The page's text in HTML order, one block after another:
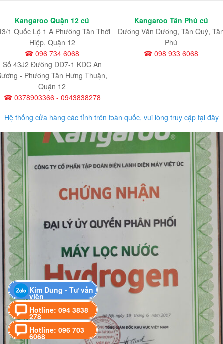
Kangaroo Quận 12 cũ
1 Quốc Lộ 1 A Phường Tân Thới
Hiệp, Quận 12
☎ 096 734 6068
Số 43J2 Đường DD7-1 KDC An
- Phương Tân Hưng Thuận,
Quận 12
☎ 0378903366 - 0943838278
Kangaroo Tân Phú cũ
Dương Văn Dương, Tân Quý,
Phú
☎ 098 933 6068
Hệ thống cửa hàng các tỉnh trên toàn quốc, vui lòng truy cập tại đây
Kim Dung - Tư vấn
viên
Hotline: 094 3838
278
Hotline: 096 703
6068